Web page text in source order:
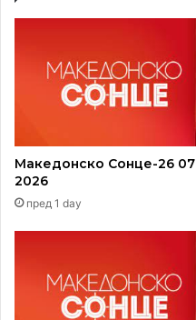
Македонско Сонце-26 07
2026
пред 1 day